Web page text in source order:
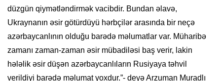
düzgün qiymətləndirmək vacibdir. Bundan əlavə,
Ukraynanın əsir götürdüyü hərbçilər arasında bir neçə
azərbaycanlının olduğu barədə məlumatlar var. Müharibə
zamanı zaman-zaman əsir mübadiləsi baş verir, lakin
hələlik əsir düşən azərbaycanlıların Rusiyaya təhvil
verildiyi barədə məlumat yoxdur.”- deyə Arzuman Muradlı